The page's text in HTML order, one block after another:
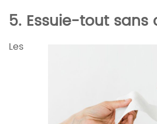
5. Essuie-tout
Les